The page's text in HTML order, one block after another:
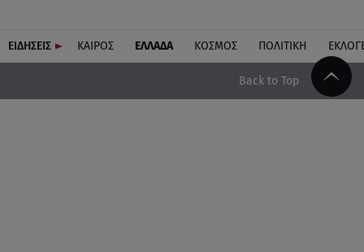
ΕΙΔΗΣΕΙΣ ΚΑΙΡΟΣ ΕΛΛΑΔΑ ΚΟΣΜΟΣ ΠΟΛΙΤΙΚΗ
Back to Top